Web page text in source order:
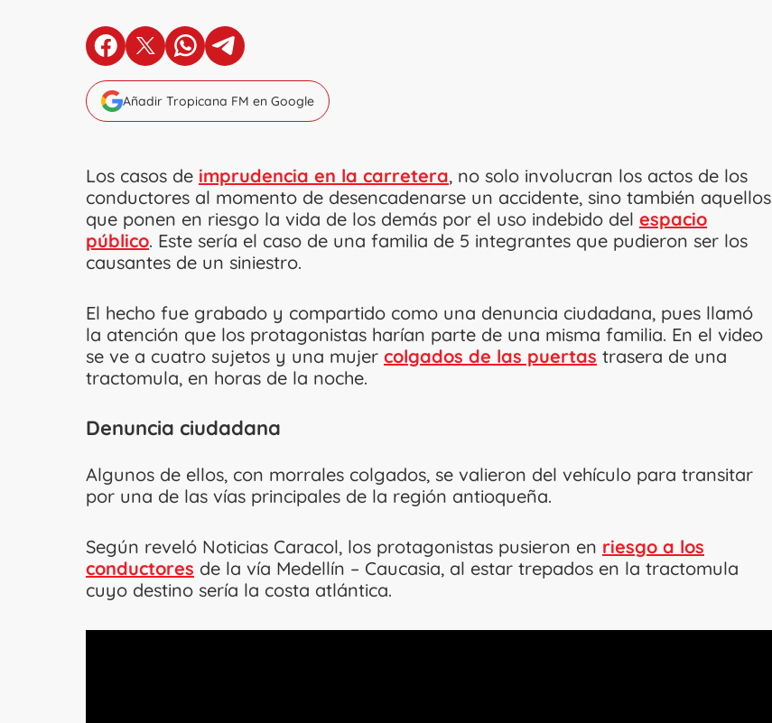
en Facebook
en X en Whatsapp
en Telegram
Añadir Tropicana FM en Google
Los casos de imprudencia en la carretera, no solo involucran los actos de los
conductores al momento de desencadenarse un accidente, sino también aquellos
que ponen en riesgo la vida de los demás por el uso indebido del espacio
público. Este sería el caso de una familia de 5 integrantes que pudieron ser los
causantes de un siniestro.
El hecho fue grabado y compartido como una denuncia ciudadana, pues llamó
la atención que los protagonistas harían parte de una misma familia. En el video
se ve a cuatro sujetos y una mujer colgados de las puertas trasera de una
tractomula, en horas de la noche.
Denuncia ciudadana
Algunos de ellos, con morrales colgados, se valieron del vehículo para transitar
por una de las vías principales de la región antioqueña.
Según reveló Noticias Caracol, los protagonistas pusieron en riesgo a los
conductores de la vía Medellín – Caucasia, al estar trepados en la tractomula
cuyo destino sería la costa atlántica.